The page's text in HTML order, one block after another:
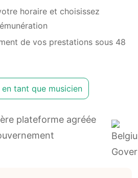
horaire et choisissez
de vos prestations sous 48
en tant que musicien
plateforme agréée